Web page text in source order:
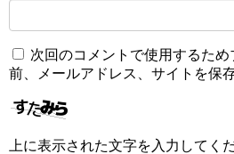
次回のコメントで使用するた
前、メールアドレス、サイトを保存
上に表示された文字を入力してく